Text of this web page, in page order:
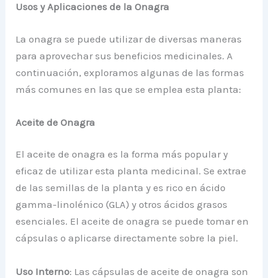
Usos y Aplicaciones de la Onagra
La onagra se puede utilizar de diversas maneras
para aprovechar sus beneficios medicinales. A
continuación, exploramos algunas de las formas
más comunes en las que se emplea esta planta:
Aceite de Onagra
El aceite de onagra es la forma más popular y
eficaz de utilizar esta planta medicinal. Se extrae
de las semillas de la planta y es rico en ácido
gamma-linolénico (GLA) y otros ácidos grasos
esenciales. El aceite de onagra se puede tomar en
cápsulas o aplicarse directamente sobre la piel.
Uso Interno: Las cápsulas de aceite de onagra son